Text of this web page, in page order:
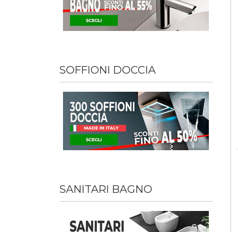
SOFFIONI DOCCIA
SANITARI BAGNO